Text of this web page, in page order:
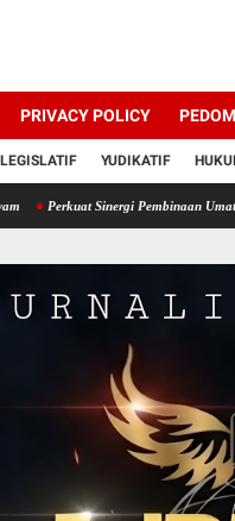
PRIVACY POLICY
LEGISLATIF YUDIKATIF
Perkuat Sinergi Pembinaan Umat,